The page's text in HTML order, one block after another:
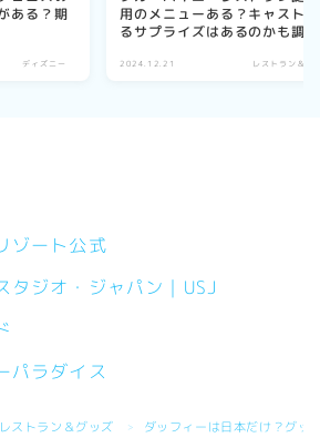
ある？期
ディズニー
用のメニューある？キャスト
るサプライズはあるのかも調
2024.12.21 レストラン＆グ
ゾート公式
ジオ・ジャパン｜USJ
パラダイス
レストラン＆グッズ ＞ ダッフィーは日本だけ？グッ